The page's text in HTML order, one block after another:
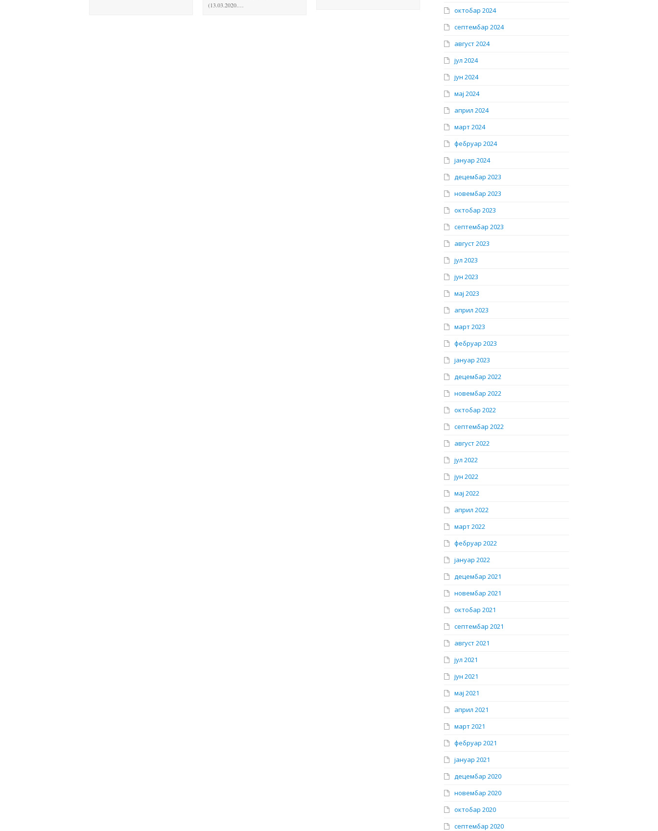
(13.03.2020.…
октобар 2024
септембар 2024
август 2024
јул 2024
јун 2024
мај 2024
април 2024
март 2024
фебруар 2024
јануар 2024
децембар 2023
новембар 2023
октобар 2023
септембар 2023
август 2023
јул 2023
јун 2023
мај 2023
април 2023
март 2023
фебруар 2023
јануар 2023
децембар 2022
новембар 2022
октобар 2022
септембар 2022
август 2022
јул 2022
јун 2022
мај 2022
април 2022
март 2022
фебруар 2022
јануар 2022
децембар 2021
новембар 2021
октобар 2021
септембар 2021
август 2021
јул 2021
јун 2021
мај 2021
април 2021
март 2021
фебруар 2021
јануар 2021
децембар 2020
новембар 2020
октобар 2020
септембар 2020